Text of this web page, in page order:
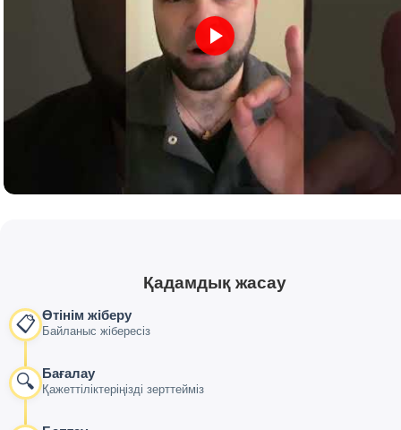
Қадамдық жасау
📋 Өтінім жіберу
Байланыс жібересіз
🔍 Бағалау
Қажеттіліктеріңізді зерттейміз